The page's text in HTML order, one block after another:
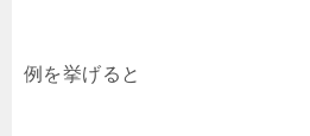
例を挙げると